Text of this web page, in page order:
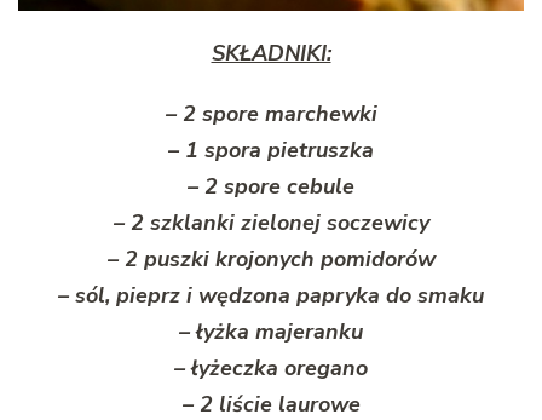
SKŁADNIKI:
– 2 spore marchewki
– 1 spora pietruszka
– 2 spore cebule
– 2 szklanki zielonej soczewicy
– 2 puszki krojonych pomidorów
– sól, pieprz i wędzona papryka do smaku
– łyżka majeranku
– łyżeczka oregano
– 2 liście laurowe